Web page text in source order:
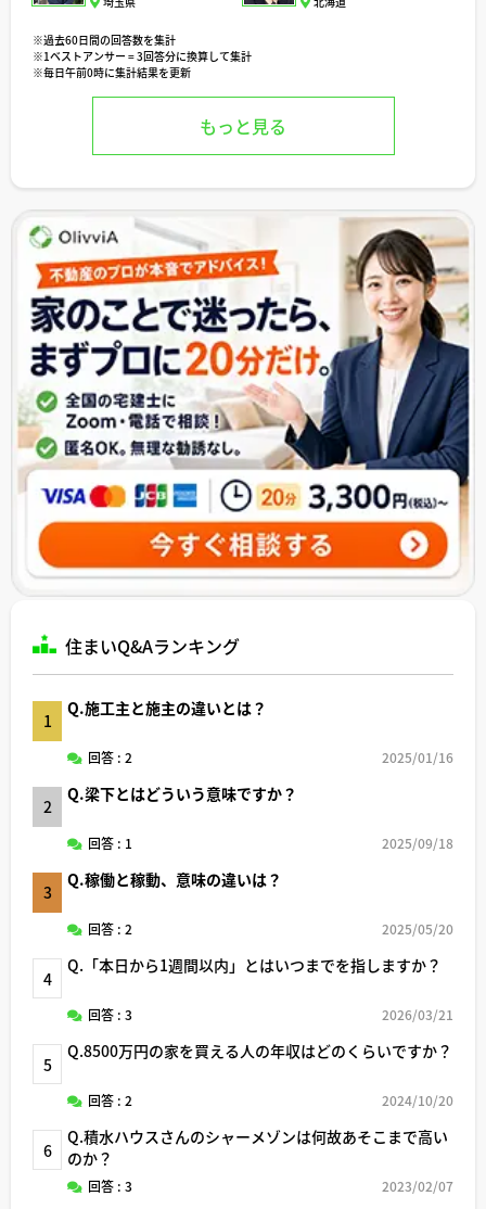
※過去60日間の回答数を集計
※1ベストアンサー = 3回答分に換算して集計
※毎日午前0時に集計結果を更新
もっと見る
住まいQ&Aランキング
1
Q.施工主と施主の違いとは？
回答 : 2 2025/01/16
2
Q.梁下とはどういう意味ですか？
回答 : 1 2025/09/18
3
Q.稼働と稼動、意味の違いは？
回答 : 2 2025/05/20
4
Q.「本日から1週間以内」とはいつまでを指しますか？
回答 : 3 2026/03/21
5
Q.8500万円の家を買える人の年収はどのくらいですか？
回答 : 2 2024/10/20
6
Q.積水ハウスさんのシャーメゾンは何故あそこまで高い
のか？
回答 : 3 2023/02/07